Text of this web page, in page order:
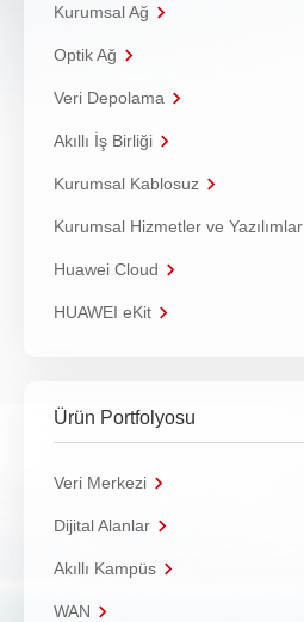
Kurumsal Ağ
Optik Ağ
Veri Depolama
Akıllı İş Birliği
Kurumsal Kablosuz
Kurumsal Hizmetler ve Yazılımlar
Huawei Cloud
HUAWEI eKit
Ürün Portfolyosu
Veri Merkezi
Dijital Alanlar
Akıllı Kampüs
WAN